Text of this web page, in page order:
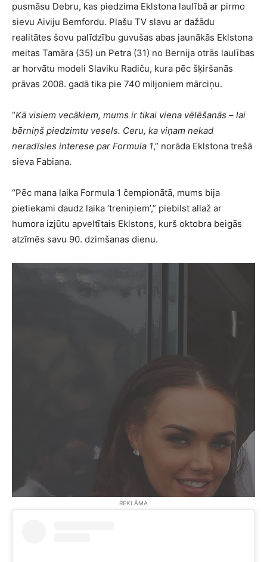
pusmāsu Debru, kas piedzima Eklstona laulībā ar pirmo
sievu Aiviju Bemfordu. Plašu TV slavu ar dažādu
realitātes šovu palīdzību guvušas abas jaunākās Eklstona
meitas Tamāra (35) un Petra (31) no Bernija otrās laulības
ar horvātu modeli Slaviku Radiču, kura pēc šķiršanās
prāvas 2008. gadā tika pie 740 miljoniem mārciņu.
“Kā visiem vecākiem, mums ir tikai viena vēlēšanās – lai
bērniņš piedzimtu vesels. Ceru, ka viņam nekad
neradīsies interese par Formula 1,” norāda Eklstona trešā
sieva Fabiana.
“Pēc mana laika Formula 1 čempionātā, mums bija
pietiekami daudz laika ‘treniņiem’,” piebilst allaž ar
humora izjūtu apveltītais Eklstons, kurš oktobra beigās
atzīmēs savu 90. dzimšanas dienu.
REKLĀMA